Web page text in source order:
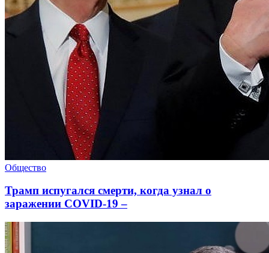
Общество
Трамп испугался смерти, когда узнал о
заражении COVID-19 –